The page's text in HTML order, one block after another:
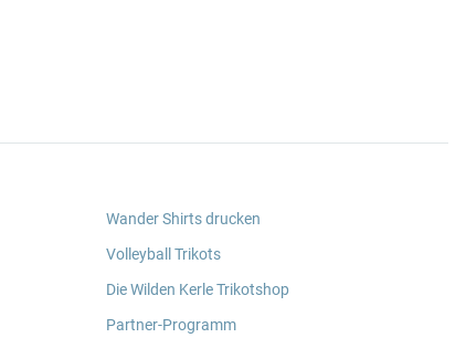
Wander Shirts drucken
Volleyball Trikots
Die Wilden Kerle Trikotshop
Partner-Programm